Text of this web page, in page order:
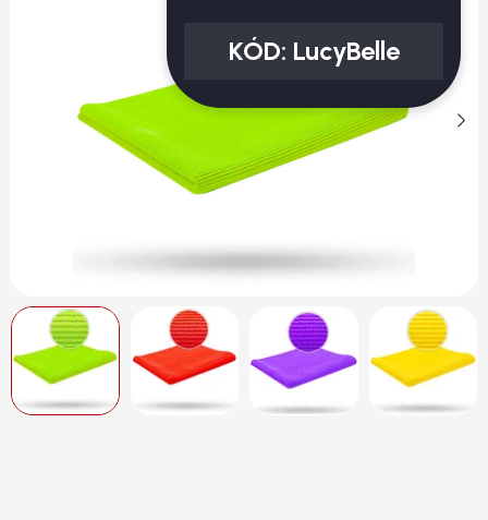
KÓD: LucyBelle